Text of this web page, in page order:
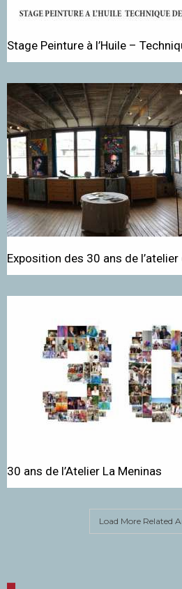
Stage Peinture à l’Huile –
Exposition des 30 ans de
30 ans de l’Atelier La Meninas
Load More Related